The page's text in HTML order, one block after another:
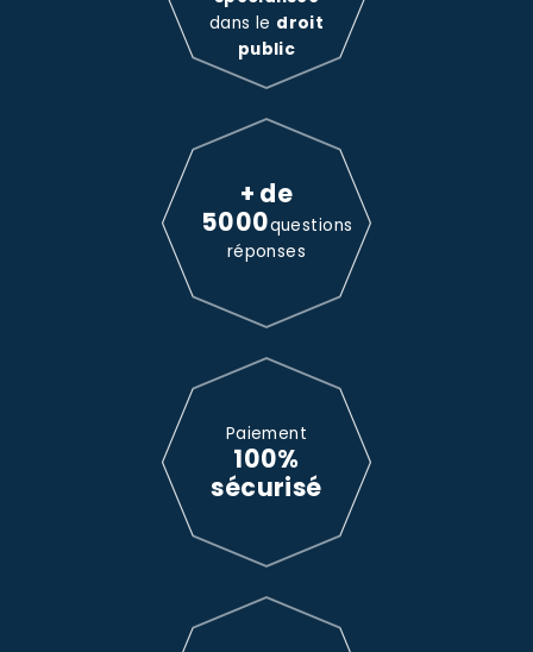
dans le droit
public
+ de
5000questions
réponses
Paiement
100%
sécurisé